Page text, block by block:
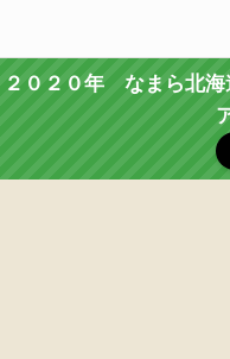
２０２０年 なまら北海